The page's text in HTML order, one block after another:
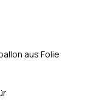
aus Folie